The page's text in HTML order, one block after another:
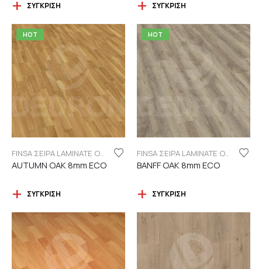
ΣΎΓΚΡΙΣΗ ΣΎΓΚΡΙΣΗ
HOT
FINSA ΣΕΙΡΑ LAMINATE ORIGINAL "ECO LABEL"
AUTUMN OAK 8mm ECO
ΣΎΓΚΡΙΣΗ
HOT
FINSA ΣΕΙΡΑ LAMINATE ORIGINAL "ECO LABEL"
BANFF OAK 8mm ECO
ΣΎΓΚΡΙΣΗ